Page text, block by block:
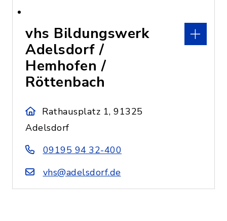
vhs Bildungswerk
Adelsdorf /
Hemhofen /
Röttenbach
Rathausplatz 1, 91325
Adelsdorf
09195 94 32-400
vhs@adelsdorf.de